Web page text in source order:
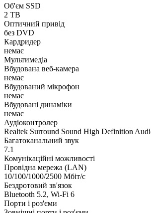
Об'єм SSD
2 TB
Оптичний привід
без DVD
Кардридер
немає
Мультимедіа
Вбудована веб-камера
немає
Вбудований мікрофон
немає
Вбудовані динаміки
немає
Аудіоконтролер
Realtek Surround Sound High Definition
Багатоканальний звук
7.1
Комунікаційні можливості
Провідна мережа (LAN)
10/100/1000/2500 Мбіт/с
Бездротовий зв'язок
Bluetooth 5.2, Wi-Fi 6
Порти і роз'єми